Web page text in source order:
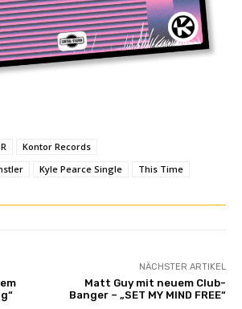
Kontor Records
Kyle Pearce Single This Time
NÄCHSTER ARTIKEL
Matt Guy mit neuem Club-
Banger – „SET MY MIND FREE“